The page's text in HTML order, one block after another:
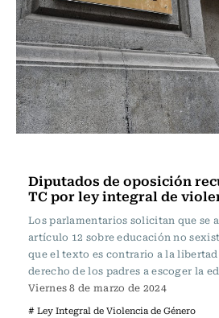
Diputados de oposición
TC por ley integral de
Los parlamentarios solicitan que se
artículo 12 sobre educación no
que el texto es contrario a la libertad
derecho de los padres a escoger la
Viernes 8 de marzo de 2024
# Ley Integral de Violencia de Género